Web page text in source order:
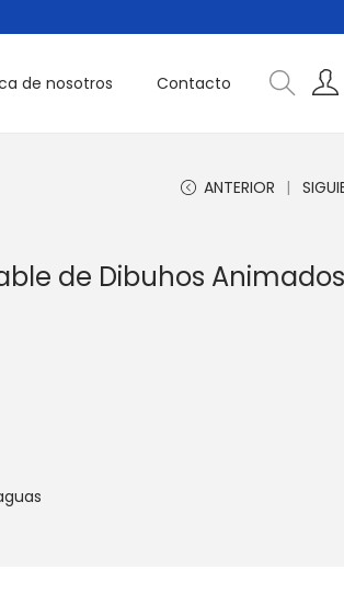
de nosotros Contacto
ANTERIOR
de Dibuhos Animados